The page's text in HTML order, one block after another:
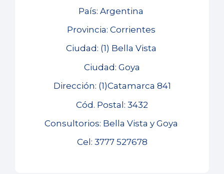
País: Argentina
Provincia: Corrientes
Ciudad: (1) Bella Vista
Ciudad: Goya
Dirección: (1)Catamarca 841
Cód. Postal: 3432
Consultorios: Bella Vista y Goya
Cel: 3777 527678